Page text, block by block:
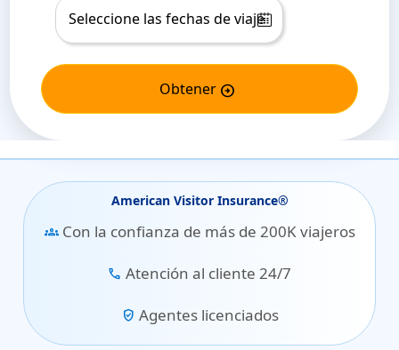
Obtener arrow_circle_right
American Visitor Insurance®
groups Con la confianza de más de 200K viajeros
call Atención al cliente 24/7
verified_user Agentes licenciados